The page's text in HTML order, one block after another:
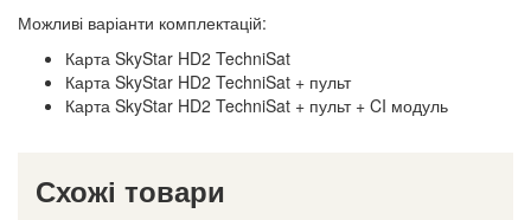
Можливі варіанти комплектацій:
Карта SkyStar HD2 TechniSat
Карта SkyStar HD2 TechniSat + пульт
Карта SkyStar HD2 TechniSat + пульт + CI модуль
Схожі товари